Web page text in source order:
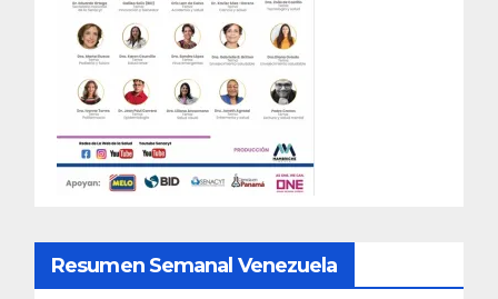
Resumen Semanal Venezuela